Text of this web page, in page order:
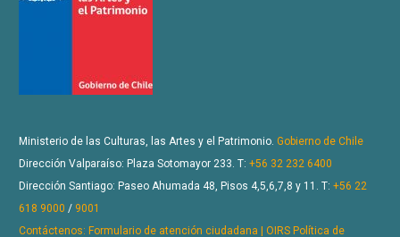
Ministerio de las Culturas, las Artes y el Patrimonio. Gobierno de Chile
Dirección Valparaíso: Plaza Sotomayor 233. T: +56 32 232 6400
Dirección Santiago: Paseo Ahumada 48, Pisos 4,5,6,7,8 y 11. T: +56 22
618 9000 / 9001
Contáctenos: Formulario de atención ciudadana | OIRS Política de